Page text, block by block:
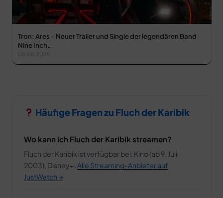
Tron: Ares – Neuer Trailer und Single der legendären Band
Nine Inch…
08.08.2025
Häufige Fragen zu Fluch der Karibik
Wo kann ich Fluch der Karibik streamen?
Fluch der Karibik ist verfügbar bei: Kino (ab 9. Juli
2003), Disney+. Alle Streaming-Anbieter auf
JustWatch →